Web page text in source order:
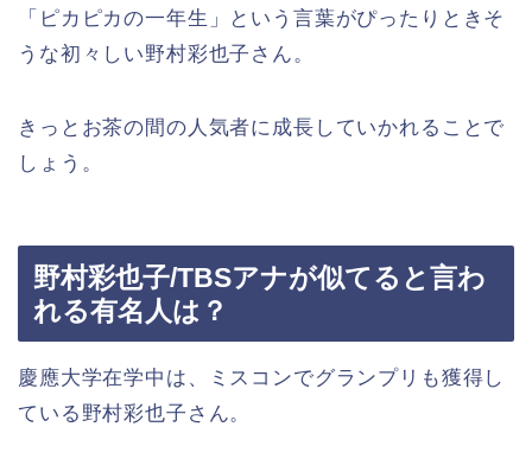
「ピカピカの一年生」という言葉がぴったりときそ
うな初々しい野村彩也子さん。
きっとお茶の間の人気者に成長していかれることで
しょう。
野村彩也子/TBSアナが似てると言わ
れる有名人は？
慶應大学在学中は、ミスコンでグランプリも獲得し
ている野村彩也子さん。